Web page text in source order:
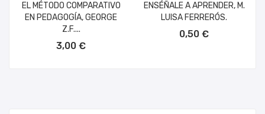
EL MÉTODO COMPARATIVO
EN PEDAGOGÍA, GEORGE
Z.F....
3,00 €
ENSÉÑALE A APRENDER, M.
LUISA FERRERÓS.
0,50 €